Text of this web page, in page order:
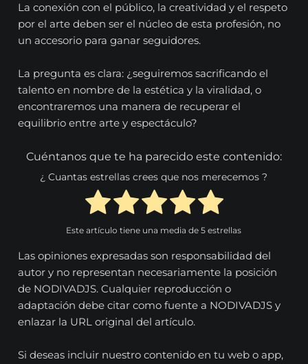
La conexión con el público, la creatividad y el respeto
por el arte deben ser el núcleo de esta profesión, no
un accesorio para ganar seguidores.
La pregunta es clara: ¿seguiremos sacrificando el
talento en nombre de la estética y la viralidad, o
encontraremos una manera de recuperar el
equilibrio entre arte y espectáculo?
Cuéntanos que te ha parecido este contenido:
¿ Cuantas estrellas crees que nos merecemos ?
Este artículo tiene una media de5 estrellas
Las opiniones expresadas son responsabilidad del
autor y no representan necesariamente la posición
de NODIVADJS. Cualquier reproducción o
adaptación debe citar como fuente a NODIVADJS y
enlazar la URL original del artículo.
Si deseas incluir nuestro contenido en tu web o app,